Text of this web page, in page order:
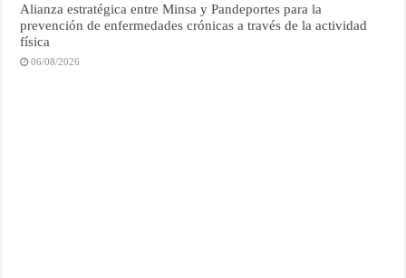
Alianza estratégica entre Minsa y Pandeportes para la
prevención de enfermedades crónicas a través de la actividad
física
06/08/2026